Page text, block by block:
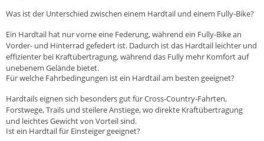
Was ist der Unterschied zwischen einem Hardtail und einem Fully-Bike?
Ein Hardtail hat nur vorne eine Federung, während ein Fully-Bike an
Vorder- und Hinterrad gefedert ist. Dadurch ist das Hardtail leichter und
effizienter bei Kraftübertragung, während das Fully mehr Komfort auf
unebenem Gelände bietet.
Für welche Fahrbedingungen ist ein Hardtail am besten geeignet?
Hardtails eignen sich besonders gut für Cross-Country-Fahrten,
Forstwege, Trails und steilere Anstiege, wo direkte Kraftübertragung
und leichtes Gewicht von Vorteil sind.
Ist ein Hardtail für Einsteiger geeignet?